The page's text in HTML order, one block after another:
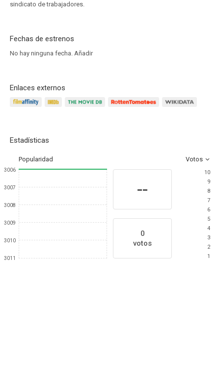
sindicato de trabajadores.
Fechas de estrenos
No hay ninguna fecha. Añadir
Enlaces externos
Estadísticas
Popularidad Votos
3006
3007
3008
3009
3010
3011
--
0
votos
10
9
8
7
6
5
4
3
2
1